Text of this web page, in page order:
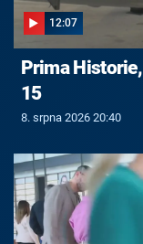
12:07
Prima
15
8. srpna 2026 20:40